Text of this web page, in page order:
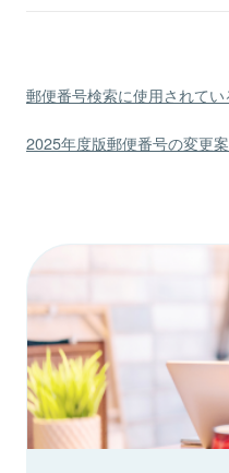
郵便番号検索に使用されて
2025年度版郵便番号の変更